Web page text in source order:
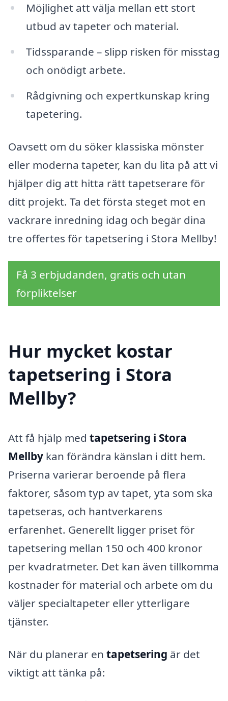
Möjlighet att välja mellan ett stort
utbud av tapeter och material.
Tidssparande – slipp risken för misstag
och onödigt arbete.
Rådgivning och expertkunskap kring
tapetering.
Oavsett om du söker klassiska mönster
eller moderna tapeter, kan du lita på att vi
hjälper dig att hitta rätt tapetserare för
ditt projekt. Ta det första steget mot en
vackrare inredning idag och begär dina
tre offertes för tapetsering i Stora Mellby!
Få 3 erbjudanden, gratis och utan
förpliktelser
Hur mycket kostar
tapetsering i Stora
Mellby?
Att få hjälp med tapetsering i Stora
Mellby kan förändra känslan i ditt hem.
Priserna varierar beroende på flera
faktorer, såsom typ av tapet, yta som ska
tapetseras, och hantverkarens
erfarenhet. Generellt ligger priset för
tapetsering mellan 150 och 400 kronor
per kvadratmeter. Det kan även tillkomma
kostnader för material och arbete om du
väljer specialtapeter eller ytterligare
tjänster.
När du planerar en tapetsering är det
viktigt att tänka på: